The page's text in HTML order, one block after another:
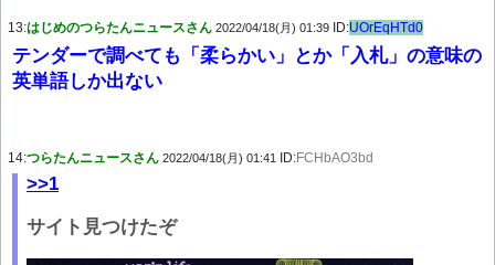
13:はじめのつらたんニュースさん 2022/04/18(月) 01:39 ID:UOrEqHTd0
テンダーで調べても「柔らかい」とか「入札」の意味の
英単語しか出ない
14:つらたんニュースさん 2022/04/18(月) 01:41 ID:FCHbAO3bd
>>1
サイト見つけたぞ